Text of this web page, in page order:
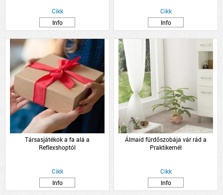
Cikk
Info
Cikk
Info
Társasjátékok a fa alá a
Reflexshoptól
Cikk
Info
Álmaid fürdőszobája vár rád a
Praktikernél
Cikk
Info